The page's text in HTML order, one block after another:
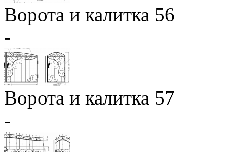
Ворота и калитка 56
-
Ворота и калитка 57
-